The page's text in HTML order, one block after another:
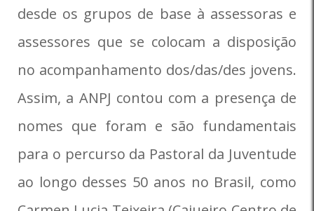
desde os grupos de base à assessoras e
assessores que se colocam a disposição
no acompanhamento dos/das/des jovens.
Assim, a ANPJ contou com a presença de
nomes que foram e são fundamentais
para o percurso da Pastoral da Juventude
ao longo desses 50 anos no Brasil, como